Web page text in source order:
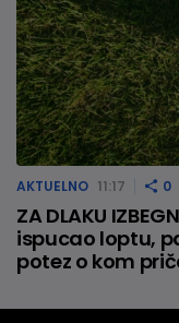
AKTUELNO 11:17 0
ZA DLAKU
ispucao loptu,
potez o kom